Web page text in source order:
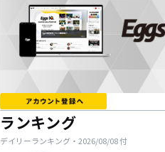
ランキング
デイリーランキング・ 2026/08/08付